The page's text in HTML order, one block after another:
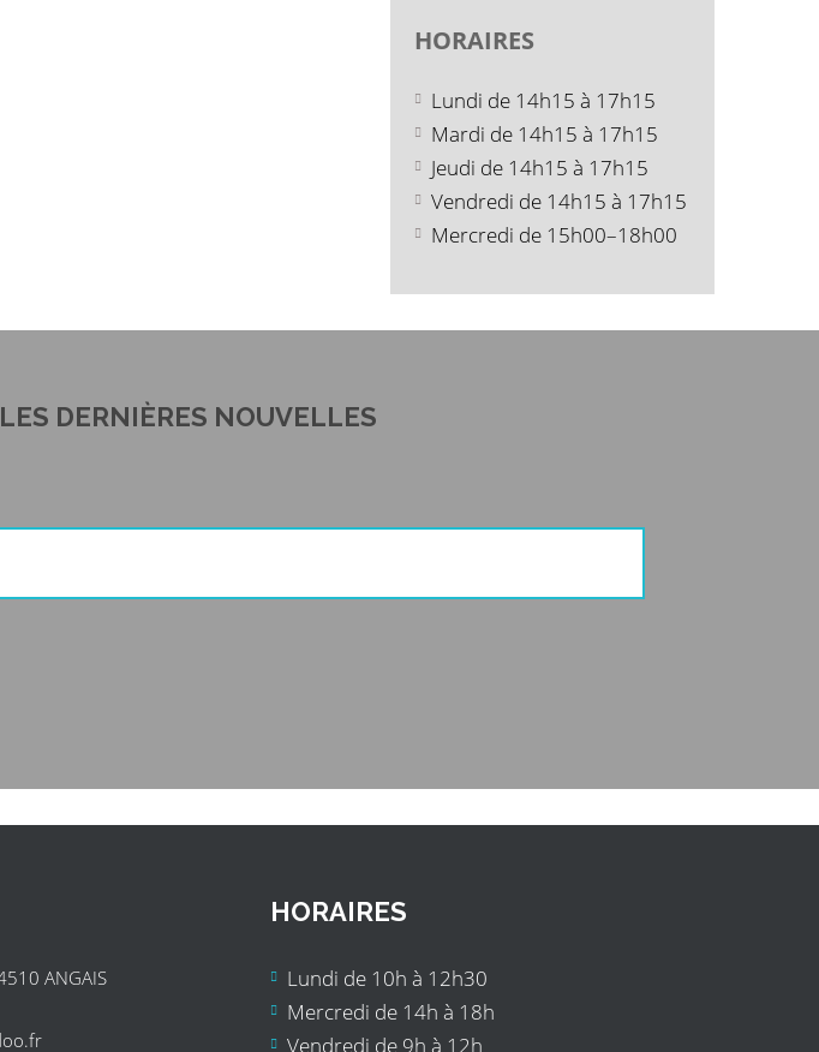
HORAIRES
Lundi de 14h15 à 17h15
Mardi de 14h15 à 17h15
Jeudi de 14h15 à 17h15
Vendredi de 14h15 à 17h15
Mercredi de 15h00–18h00
DERNIÈRES NOUVELLES
ANGAIS
HORAIRES
Lundi de 10h à 12h30
Mercredi de 14h à 18h
Vendredi de 9h à 12h